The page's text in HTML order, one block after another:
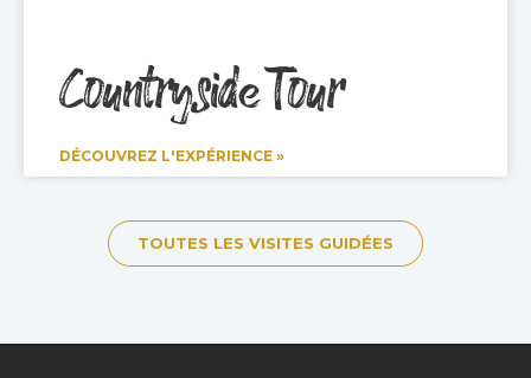
Countryside Tour
DÉCOUVREZ L'EXPÉRIENCE »
TOUTES LES VISITES GUIDÉES